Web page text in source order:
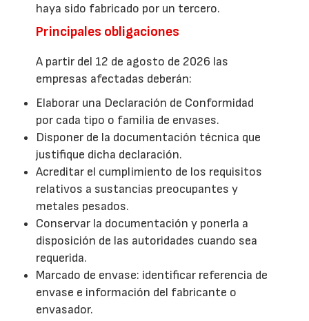
haya sido fabricado por un tercero.
Principales obligaciones
A partir del 12 de agosto de 2026 las
empresas afectadas deberán:
Elaborar una Declaración de Conformidad
por cada tipo o familia de envases.
Disponer de la documentación técnica que
justifique dicha declaración.
Acreditar el cumplimiento de los requisitos
relativos a sustancias preocupantes y
metales pesados.
Conservar la documentación y ponerla a
disposición de las autoridades cuando sea
requerida.
Marcado de envase: identificar referencia de
envase e información del fabricante o
envasador.